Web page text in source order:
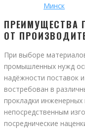
Минск
ПРЕИМУЩЕСТВА
ОТ
При выборе
промышленных нужд
надёжности поставок
востребован в
прокладки
непосредственным
посреднические